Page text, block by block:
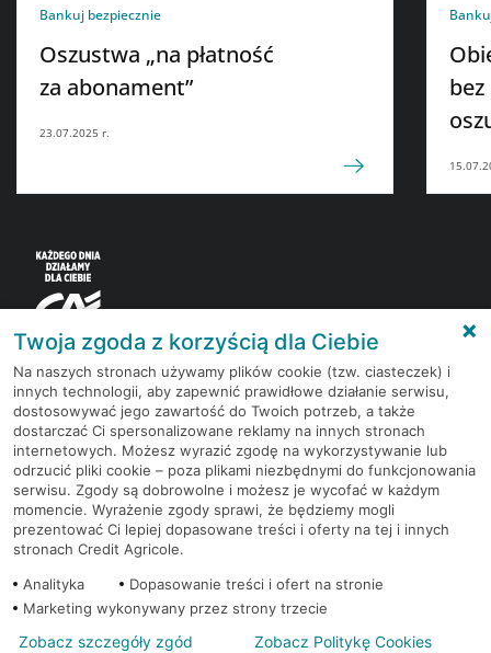
Bankuj bezpiecznie
Oszustwa „na płatność
za abonament”
23.07.2025 r.
Korzystaj z bezpłatnych materiałów, które
przygotowują eksperci rynku finansowego.
Dołącz do grona subskrybentów Newslettera i bądź
na bieżąco z nowościami i promocjami
Zapisz się
Twoja zgoda z korzyścią dla Ciebie
Na naszych stronach używamy plików cookie (tzw. ciasteczek) i
innych technologii, aby zapewnić prawidłowe działanie serwisu,
dostosowywać jego zawartość do Twoich potrzeb, a także
dostarczać Ci spersonalizowane reklamy na innych stronach
internetowych. Możesz wyrazić zgodę na wykorzystywanie lub
odrzucić pliki cookie – poza plikami niezbędnymi do funkcjonowania
serwisu. Zgody są dobrowolne i możesz je wycofać w każdym
momencie. Wyrażenie zgody sprawi, że będziemy mogli
prezentować Ci lepiej dopasowane treści i oferty na tej i innych
stronach Credit Agricole.
Analityka
Dopasowanie treści i ofert na stronie
Marketing wykonywany przez strony trzecie
Zobacz szczegóły zgód Zobacz Politykę Cookies